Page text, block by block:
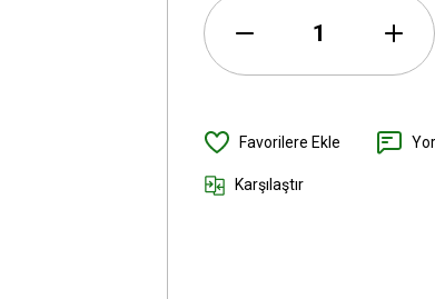
Karşılaştır